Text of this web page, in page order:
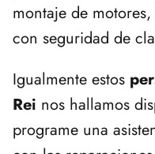
montaje de
con seguridad de
Igualmente estos
Rei nos hallamos
programe una